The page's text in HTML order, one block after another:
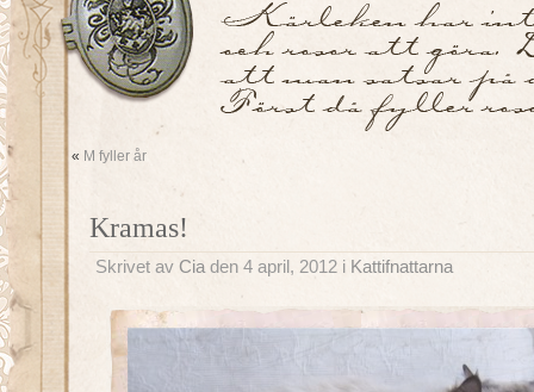
« M fyller år
Kramas!
Skrivet av Cia den 4 april, 2012 i Kattifnattarna